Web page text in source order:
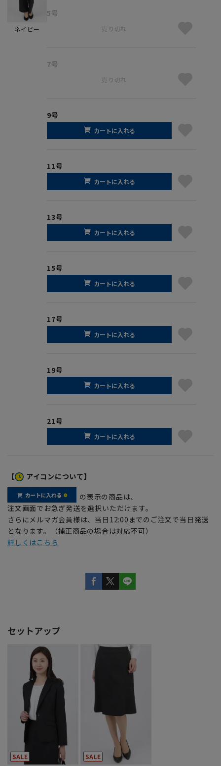
ネイビー
5号
売り切れ
7号
売り切れ
9号
カートに入れる
11号
カートに入れる
13号
カートに入れる
15号
カートに入れる
17号
カートに入れる
19号
カートに入れる
21号
カートに入れる
【 アイコンについて】
の表示の商品は、
注文画面でお急ぎ発送を選択いただけます。
さらにメルマガ会員様は、当日12:00までのご注文で当日発送
となります。（補正商品の場合は対応不可）
詳しくはこちら